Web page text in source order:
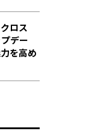
ロス
デー
を高め